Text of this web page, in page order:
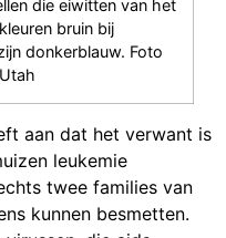
die eiwitten van het
bruin bij
donkerblauw. Foto
aan dat het verwant is
leukemie
twee families van
kunnen besmetten.